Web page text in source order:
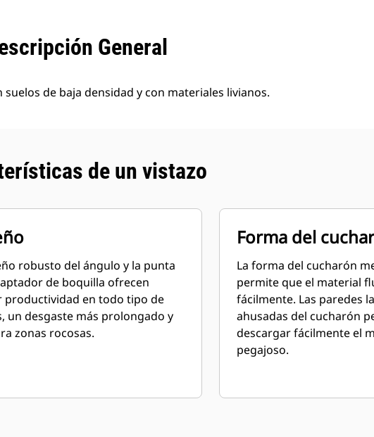
General
de baja densidad y con materiales livianos.
de un vistazo
robusto del ángulo y la punta
de boquilla ofrecen
productividad en todo tipo de
un desgaste más prolongado y
zonas rocosas.
Forma del
La forma del cucharón
permite que el material
fácilmente. Las paredes
ahusadas del cucharón
descargar fácilmente el
pegajoso.